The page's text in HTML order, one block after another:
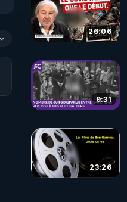
26:06
9:31
23:26